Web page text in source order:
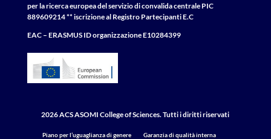
per la ricerca europea del servizio di convalida centrale PIC
889609214 ** iscrizione al Registro Partecipanti E.C
EAC – ERASMUS IDorganizzazione E10284399
2026 ACS ASOMI College of Sciences. Tutti i diritti riservati
Piano per l’uguaglianza di genere Garanzia di qualità interna